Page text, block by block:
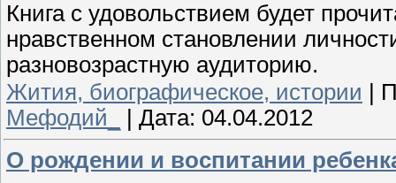
Книга с удовольствием будет
нравственном становлении
разновозрастную аудиторию.
Жития, биографическое, истории
Мефодий_
Дата: 04.04.2012
О рождении и воспитании